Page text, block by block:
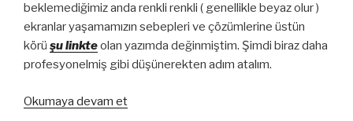
beklemediğimiz anda renkli renkli ( genellikle beyaz olur )
ekranlar yaşamamızın sebepleri ve çözümlerine üstün
körü şu linkteolan yazımda değinmiştim. Şimdi biraz daha
profesyonelmiş gibi düşünerekten adım atalım.
Okumaya devam et“Basit